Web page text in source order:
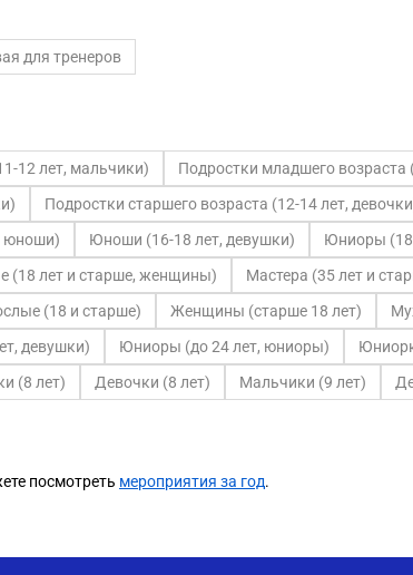
для тренеров
12 лет, мальчики)
Подростки младшего возраста
Подростки старшего возраста (12-14 лет,
юноши)
Юноши (16-18 лет, девушки) Юниоры
(18 лет и старше, женщины)
Мастера (35 лет и
(18 и старше)
Женщины (старше 18 лет)
девушки)
Юниоры (до 24 лет, юниоры)
(8 лет)
Девочки (8 лет) Мальчики (9 лет)
посмотреть мероприятия за год.